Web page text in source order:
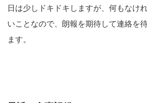
日は少しドキドキしますが、何もなけ
いことなので、朗報を期待して連絡を
ます。